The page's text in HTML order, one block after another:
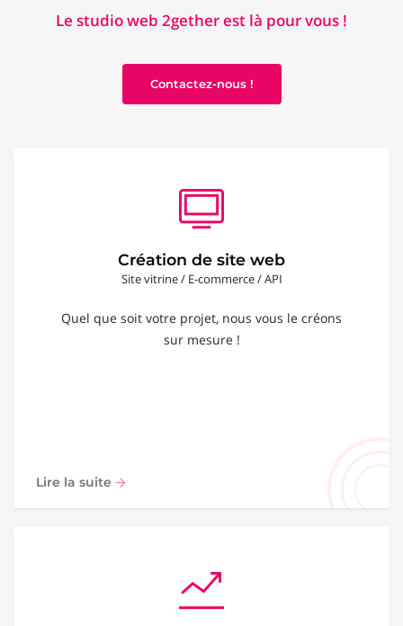
Le studio web 2gether est là pour vous !
Contactez-nous !
Création de site web
Site vitrine / E-commerce / API
Quel que soit votre projet, nous vous le créons
sur mesure !
Lire la suite